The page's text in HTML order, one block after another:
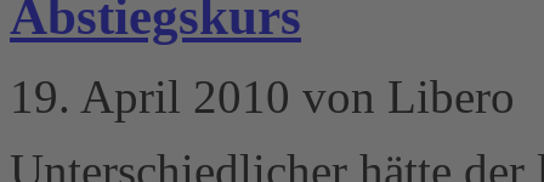
Abstiegskurs
19. April 2010 von Libero
Unterschiedlicher hätte